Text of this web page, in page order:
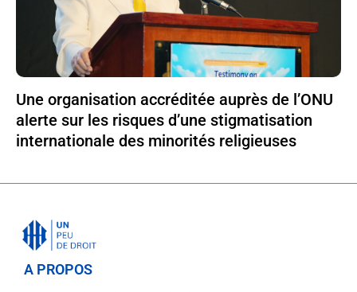
Une organisation accréditée auprès de l’ONU
alerte sur les risques d’une stigmatisation
internationale des minorités religieuses
A PROPOS